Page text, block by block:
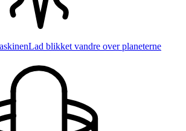
Lad blikket vandre over planeterne